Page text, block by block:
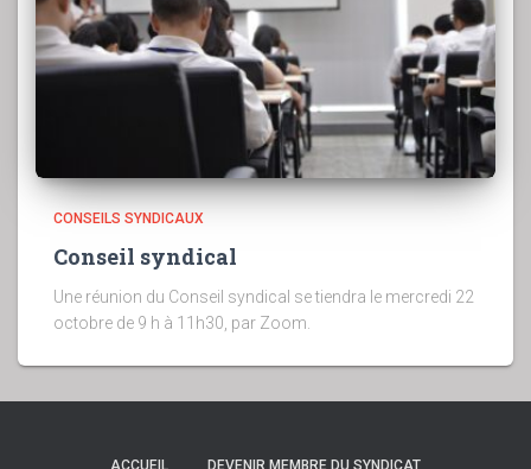
CONSEILS SYNDICAUX
Conseil syndical
Une réunion du Conseil syndical se tiendra le mercredi 22
octobre de 9 h à 11h30, par Zoom.
ACCUEIL DEVENIR MEMBRE DU SYNDICAT